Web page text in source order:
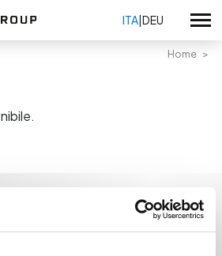
ITA|DEU
Commerciali
Commerciali
Home
informazioni